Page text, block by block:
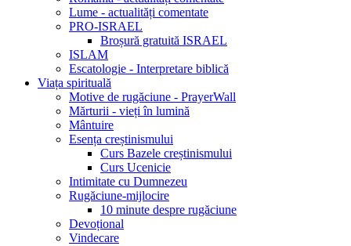
Lume - actualități comentate
PRO-ISRAEL
Broșură gratuită ISRAEL
ISLAM
Escatologie - Interpretare biblică
Viața spirituală
Motive de rugăciune - PrayerWall
Mărturii - vieți în lumină
Mântuire
Esența creștinismului
Curs Bazele creștinismului
Curs Ucenicie
Intimitate cu Dumnezeu
Rugăciune-mijlocire
10 minute despre rugăciune
Devoțional
Vindecare